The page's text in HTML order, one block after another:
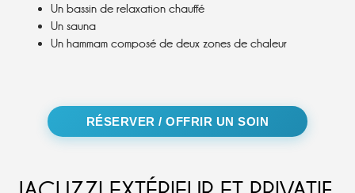
Un bassin de relaxation chauffé
Un sauna
Un hammam composé de deux zones de chaleur
RÉSERVER / OFFRIR UN SOIN